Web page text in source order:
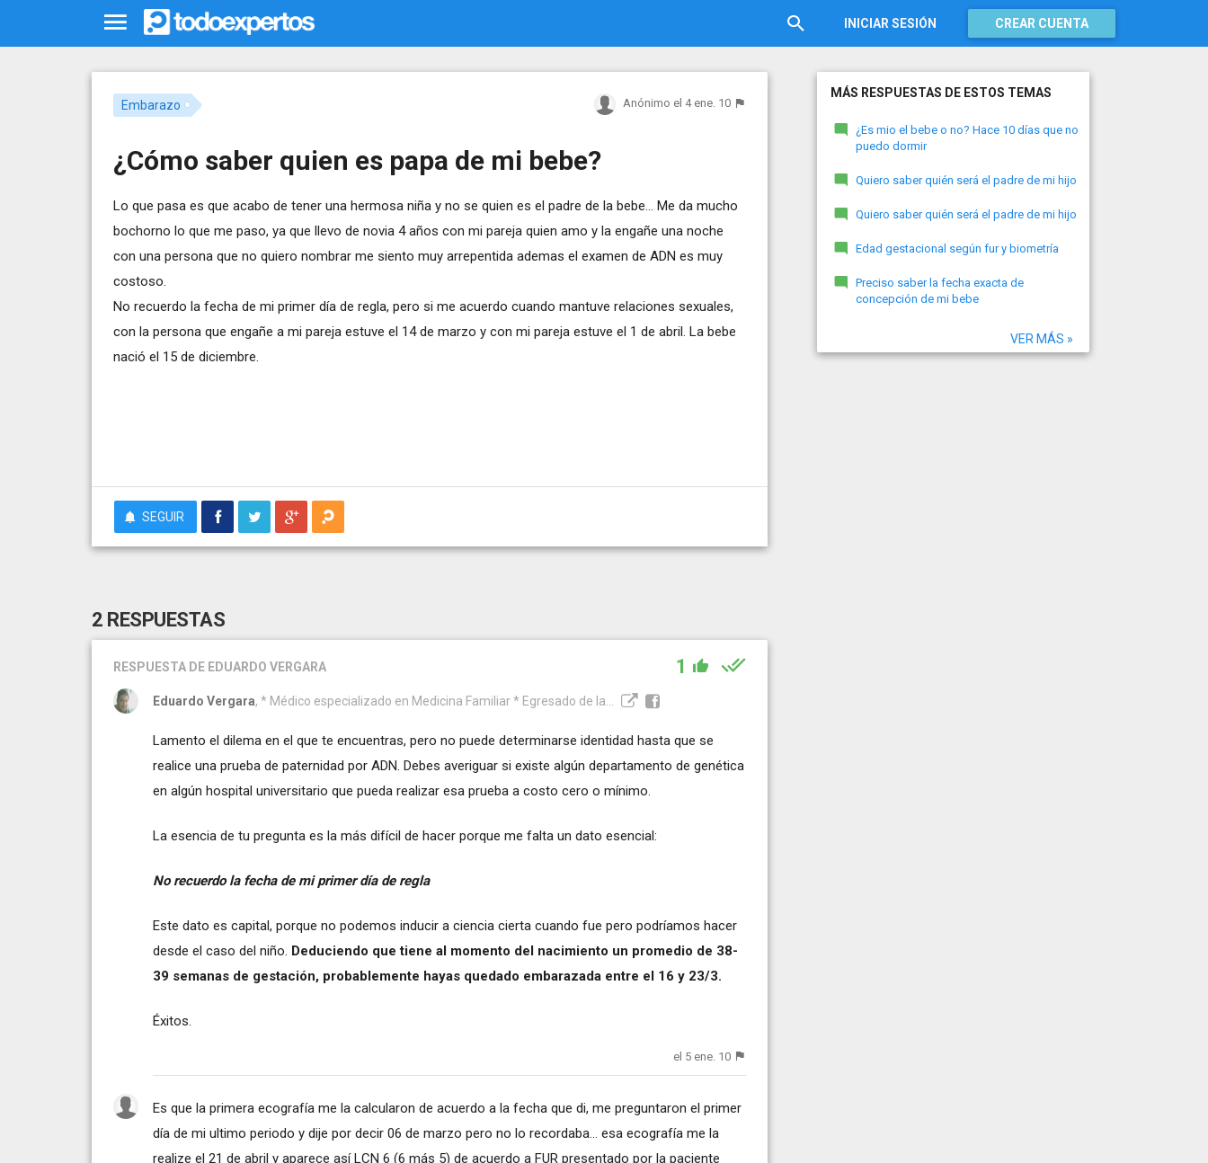
INICIAR SESIÓN CREAR CUENTA
Embarazo Anónimo el 4 ene. 10
¿Cómo saber quien es papa de mi bebe?
Lo que pasa es que acabo de tener una hermosa niña y no se quien es el padre de la bebe... Me da mucho
bochorno lo que me paso, ya que llevo de novia 4 años con mi pareja quien amo y la engañe una noche
con una persona que no quiero nombrar me siento muy arrepentida ademas el examen de ADN es muy
costoso.
No recuerdo la fecha de mi primer día de regla, pero si me acuerdo cuando mantuve relaciones sexuales,
con la persona que engañe a mi pareja estuve el 14 de marzo y con mi pareja estuve el 1 de abril. La bebe
nació el 15 de diciembre.
SEGUIR
2 RESPUESTAS
RESPUESTA DE EDUARDO VERGARA 1
Eduardo Vergara, * Médico especializado en Medicina Familiar * Egresado de la...
Lamento el dilema en el que te encuentras, pero no puede determinarse identidad hasta que se
realice una prueba de paternidad por ADN. Debes averiguar si existe algún departamento de genética
en algún hospital universitario que pueda realizar esa prueba a costo cero o mínimo.
La esencia de tu pregunta es la más difícil de hacer porque me falta un dato esencial:
No recuerdo la fecha de mi primer día de regla
Este dato es capital, porque no podemos inducir a ciencia cierta cuando fue pero podríamos hacer
desde el caso del niño. Deduciendo que tiene al momento del nacimiento un promedio de 38-
39 semanas de gestación, probablemente hayas quedado embarazada entre el 16 y 23/3.
Éxitos.
el 5 ene. 10
Es que la primera ecografía me la calcularon de acuerdo a la fecha que di, me preguntaron el primer
día de mi ultimo periodo y dije por decir 06 de marzo pero no lo recordaba... esa ecografía me la
realize el 21 de abril y aparece así LCN 6 (6 más 5) de acuerdo a FUR presentado por la paciente
MÁS RESPUESTAS DE ESTOS TEMAS
¿Es mio el bebe o no? Hace 10 días que no
puedo dormir
Quiero saber quién será el padre de mi hijo
Quiero saber quién será el padre de mi hijo
Edad gestacional según fur y biometría
Preciso saber la fecha exacta de
concepción de mi bebe
VER MÁS »